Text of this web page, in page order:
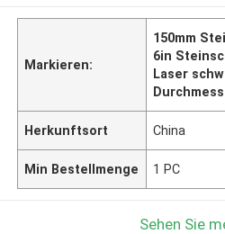
Markieren:
150mm
6in
Laser
Herkunftsort China
Min Bestellmenge 1 PC
Sehen Sie